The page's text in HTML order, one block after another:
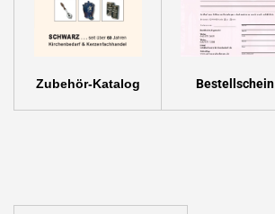
Zubehör-Katalog Bestellschein